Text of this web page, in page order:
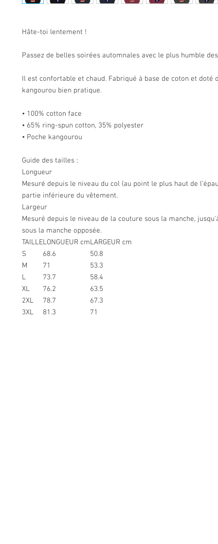
Hâte-toi lentement !
Passez de belles soirées automnales avec le plus humble
Il est confortable et chaud. Fabriqué à base de coton et doté
kangourou bien pratique.
• 100% cotton face
• 65% ring-spun cotton, 35% polyester
• Poche kangourou
Guide des tailles :
Longueur
Mesuré depuis le niveau du col (au point le plus haut de
partie inférieure du vêtement.
Largeur
Mesuré depuis le niveau de la couture sous la manche,
sous la manche opposée.
TAILLELONGUEUR cmLARGEUR cm
S
68.6
50.8
M
71
53.3
L
73.7
58.4
XL
76.2
63.5
2XL
78.7
67.3
3XL
81.3 71